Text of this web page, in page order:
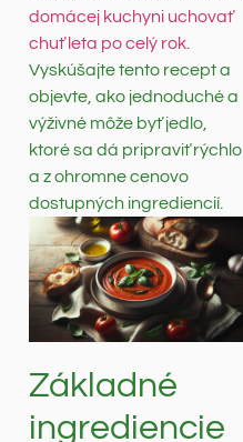
domácej kuchyni uchovať
chuť leta po celý rok
Vyskúšajte tento recept a
objevte, ako jednoduché a
výživné môže byť jedlo,
ktoré sa dá pripraviť rýchlo
a z ohromne cenovo
dostupných ingrediencií.
Základné
ingrediencie